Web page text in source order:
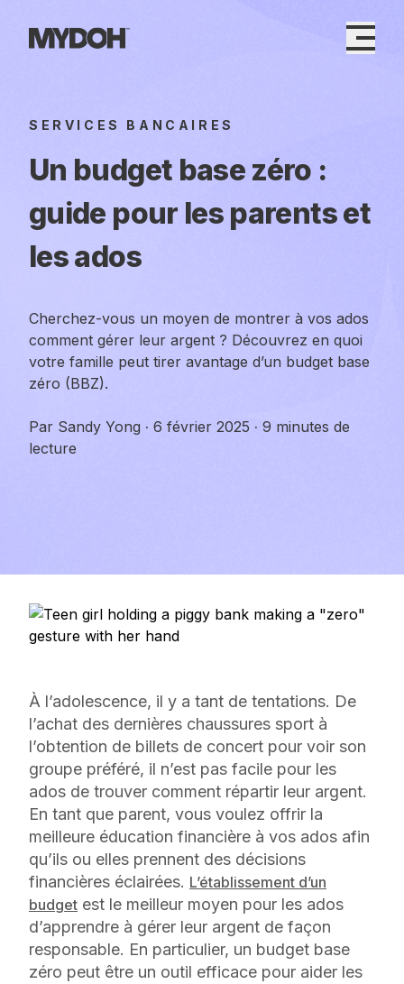
content
SERVICES BANCAIRES
Un budget base zéro :
guide pour les parents et
les ados
Cherchez-vous un moyen de montrer à vos ados
comment gérer leur argent ? Découvrez en quoi
votre famille peut tirer avantage d’un budget base
zéro (BBZ).
Par Sandy Yong · 6 février 2025 · 9 minutes de
lecture
À l’adolescence, il y a tant de tentations. De
l’achat des dernières chaussures sport à
l’obtention de billets de concert pour voir son
groupe préféré, il n’est pas facile pour les
ados de trouver comment répartir leur argent.
En tant que parent, vous voulez offrir la
meilleure éducation financière à vos ados afin
qu’ils ou elles prennent des décisions
financières éclairées. L’établissement d’un
budget est le meilleur moyen pour les ados
d’apprendre à gérer leur argent de façon
responsable. En particulier, un budget base
zéro peut être un outil efficace pour aider les